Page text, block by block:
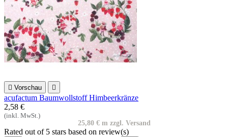
 Vorschau 
acufactum Baumwollstoff Himbeerkränze
2,58 €
(inkl. MwSt.)
25,80 € m zzgl. Versand
Rated out of 5 stars based on review(s)